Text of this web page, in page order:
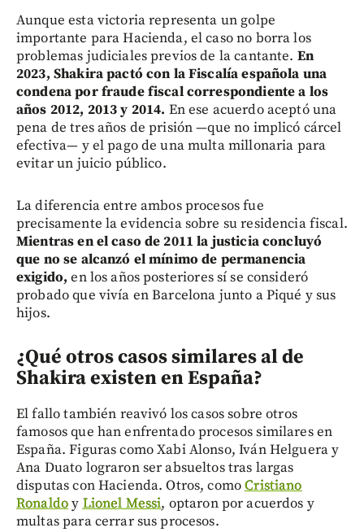
Aunque esta victoria representa un golpe
importante para Hacienda, el caso no borra los
problemas judiciales previos de la cantante. En
2023, Shakira pactó con la Fiscalía española una
condena por fraude fiscal correspondiente a los
años 2012, 2013 y 2014. En ese acuerdo aceptó una
pena de tres años de prisión —que no implicó cárcel
efectiva— y el pago de una multa millonaria para
evitar un juicio público.
La diferencia entre ambos procesos fue
precisamente la evidencia sobre su residencia fiscal.
Mientras en el caso de 2011 la justicia concluyó
que no se alcanzó el mínimo de permanencia
exigido, en los años posteriores sí se consideró
probado que vivía en Barcelona junto a Piqué y sus
hijos.
¿Qué otros casos similares al de
Shakira existen en España?
El fallo también reavivó los casos sobre otros
famosos que han enfrentado procesos similares en
España. Figuras como Xabi Alonso, Iván Helguera y
Ana Duato lograron ser absueltos tras largas
disputas con Hacienda. Otros, comoCristiano
Ronaldoy Lionel Messi, optaron por acuerdos y
multas para cerrar sus procesos.